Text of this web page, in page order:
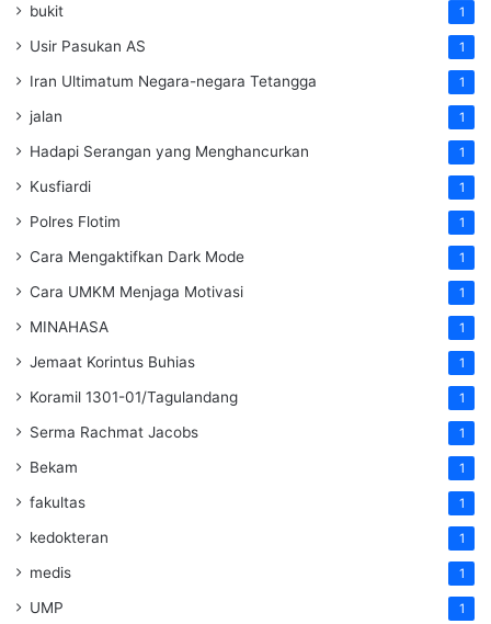
bukit 1
Usir Pasukan AS 1
Iran Ultimatum Negara-negara Tetangga 1
jalan 1
Hadapi Serangan yang Menghancurkan 1
Kusfiardi 1
Polres Flotim 1
Cara Mengaktifkan Dark Mode 1
Cara UMKM Menjaga Motivasi 1
MINAHASA 1
Jemaat Korintus Buhias 1
Koramil 1301-01/Tagulandang 1
Serma Rachmat Jacobs 1
Bekam 1
fakultas 1
kedokteran 1
medis 1
UMP 1